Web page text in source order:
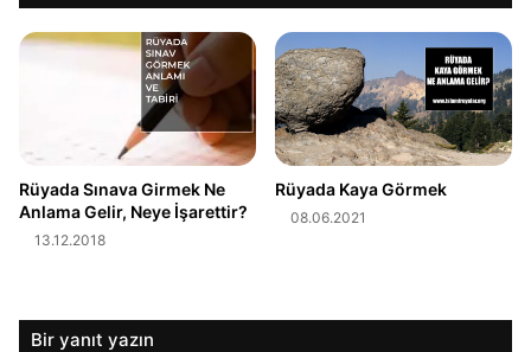
Rüyada Sınava Girmek Ne
Anlama Gelir, Neye İşarettir?
13.12.2018
Rüyada Kaya Görmek
08.06.2021
Bir yanıt yazın